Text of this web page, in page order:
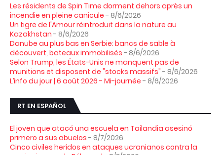
Les résidents de Spin Time dorment dehors après un
incendie en pleine canicule - 8/6/2026
Un tigre de l'Amour réintroduit dans la nature au
Kazakhstan - 8/6/2026
Danube au plus bas en Serbie: bancs de sable à
découvert, bateaux immobilisés - 8/6/2026
Selon Trump, les États-Unis ne manquent pas de
munitions et disposent de "stocks massifs" - 8/6/2026
L’info du jour | 6 août 2026 - Mi-journée - 8/6/2026
RT EN ESPAÑOL
El joven que atacó una escuela en Tailandia asesinó
primero a sus abuelos - 8/7/2026
Cinco civiles heridos en ataques ucranianos contra la